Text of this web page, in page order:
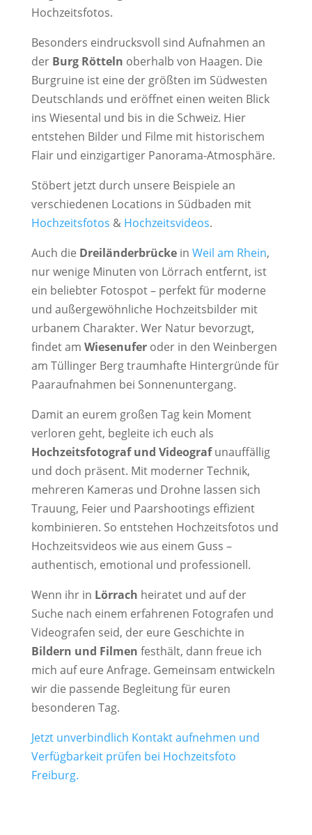
Hochzeitsfotos.
Besonders eindrucksvoll sind Aufnahmen an
der Burg Rötteln oberhalb von Haagen. Die
Burgruine ist eine der größten im Südwesten
Deutschlands und eröffnet einen weiten Blick
ins Wiesental und bis in die Schweiz. Hier
entstehen Bilder und Filme mit historischem
Flair und einzigartiger Panorama-Atmosphäre.
Stöbert jetzt durch unsere Beispiele an
verschiedenen Locations in Südbaden mit
Hochzeitsfotos & Hochzeitsvideos.
Auch die Dreiländerbrückein Weil am Rhein,
nur wenige Minuten von Lörrach entfernt, ist
ein beliebter Fotospot – perfekt für moderne
und außergewöhnliche Hochzeitsbilder mit
urbanem Charakter. Wer Natur bevorzugt,
findet am Wiesenuferoder in den Weinbergen
am Tüllinger Berg traumhafte Hintergründe für
Paaraufnahmen bei Sonnenuntergang.
Damit an eurem großen Tag kein Moment
verloren geht, begleite ich euch als
Hochzeitsfotograf und Videografunauffällig
und doch präsent. Mit moderner Technik,
mehreren Kameras und Drohne lassen sich
Trauung, Feier und Paarshootings effizient
kombinieren. So entstehen Hochzeitsfotos und
Hochzeitsvideos wie aus einem Guss –
authentisch, emotional und professionell.
Wenn ihr in Lörrach heiratet und auf der
Suche nach einem erfahrenen Fotografen und
Videografen seid, der eure Geschichte in
Bildern und Filmen festhält, dann freue ich
mich auf eure Anfrage. Gemeinsam entwickeln
wir die passende Begleitung für euren
besonderen Tag.
Jetzt unverbindlich Kontakt aufnehmen und
Verfügbarkeit prüfen bei Hochzeitsfoto
Freiburg.